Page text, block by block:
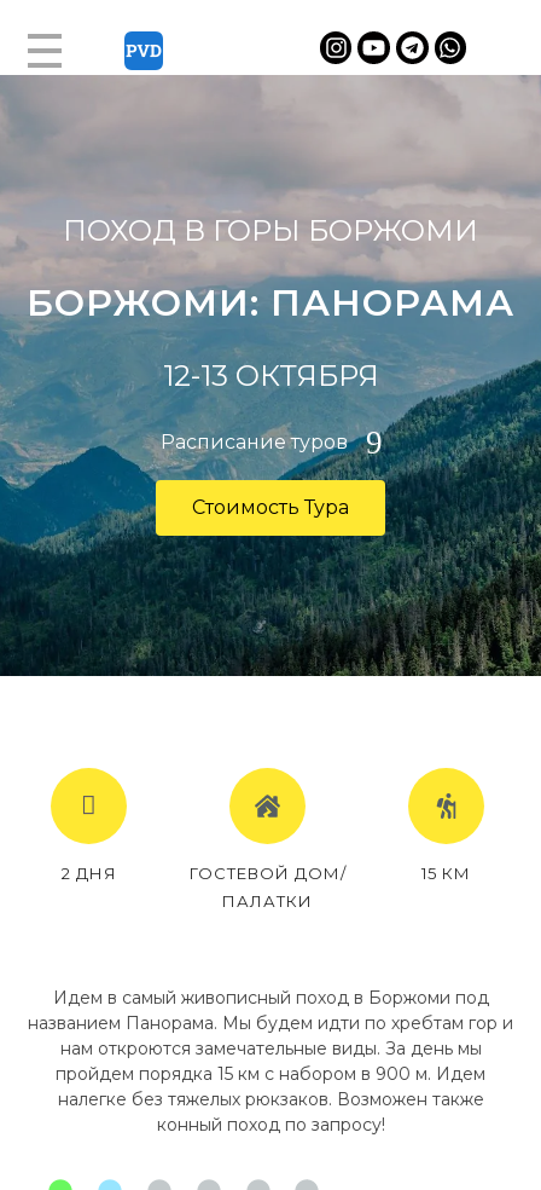
ПОХОД В ГОРЫ БОРЖОМИ
БОРЖОМИ: ПАНОРАМА
12-13 ОКТЯБРЯ
Расписание туров
Стоимость Тура
2 ДНЯ
ГОСТЕВОЙ ДОМ/
ПАЛАТКИ
15 КМ
Идем в самый живописный поход в Боржоми под
названием Панорама. Мы будем идти по хребтам гор и
нам откроются замечательные виды. За день мы
пройдем порядка 15 км с набором в 900 м. Идем
налегке без тяжелых рюкзаков. Возможен также
конный поход по запросу!